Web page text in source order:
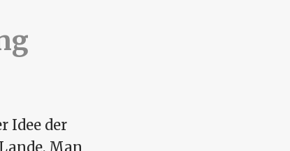
Idee der
Man